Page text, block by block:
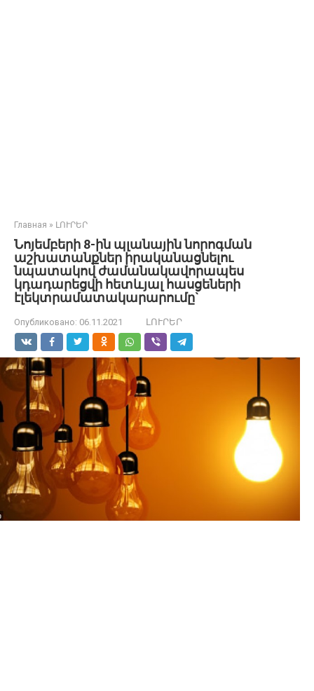
Главная » ԼՈՒՐԵՐ
Նոյեմբերի 8-ին պլանային նորոգման
աշխատանքներ իրականացնելու
նպատակով ժամանակավորապես
կդադարեցվի հետևյալ հասցեների
էլեկտրամատակարարումը`
Опубликовано: 06.11.2021 ԼՈՒՐԵՐ